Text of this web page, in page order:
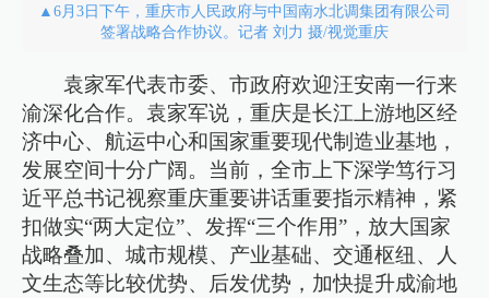
▲6月3日下午，重庆市人民政府与中国南水北调集团有限公司
签署战略合作协议。记者 刘力 摄/视觉重庆
袁家军代表市委、市政府欢迎汪安南一行来
渝深化合作。袁家军说，重庆是长江上游地区经
济中心、航运中心和国家重要现代制造业基地，
发展空间十分广阔。当前，全市上下深学笃行习
近平总书记视察重庆重要讲话重要指示精神，紧
扣做实“两大定位”、发挥“三个作用”，放大国家
战略叠加、城市规模、产业基础、交通枢纽、人
文生态等比较优势、后发优势，加快提升成渝地